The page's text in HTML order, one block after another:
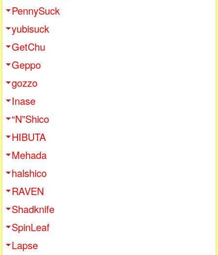
PennySuck
yubisuck
GetChu
Geppo
gozzo
Inase
“N”Shico
HIBUTA
Mehada
halshico
RAVEN
Shadknife
SpinLeaf
Lapse